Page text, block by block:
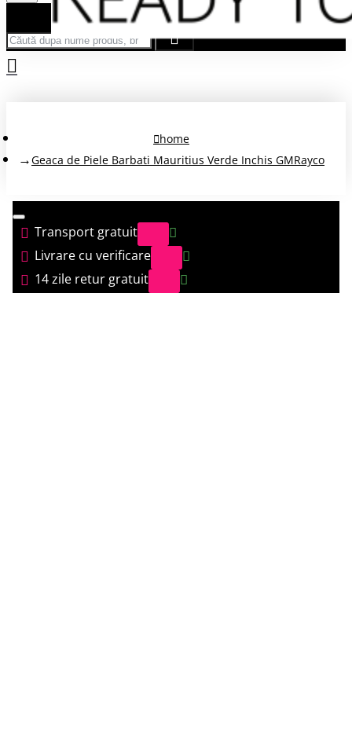
Căută după nume produs, brand...
home
Geaca de Piele Barbati Mauritius Verde Inchis GMRayco
Transport gratuit
Livrare cu verificare
14 zile retur gratuit